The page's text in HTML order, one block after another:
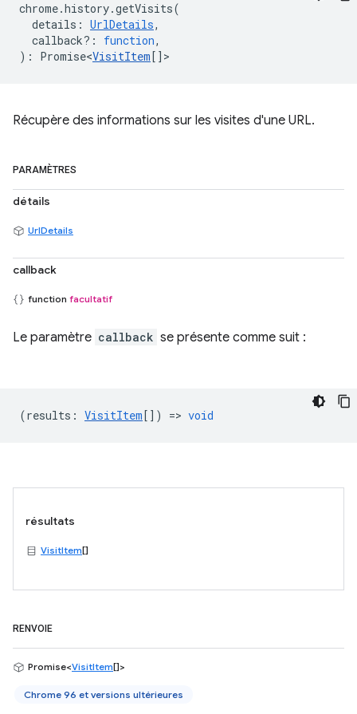
chrome.history.getVisits(
details : UrlDetails,
callback? : function,
) : Promise<VisitItem[] >
Récupère des informations sur les visites d'une URL.
PARAMÈTRES
détails
UrlDetails
callback
function facultatif
Le paramètre callback se présente comme suit :
(results : VisitItem[]) => void
résultats
VisitItem[]
RENVOIE
Promise<VisitItem[]>
Chrome 96 et versions ultérieures